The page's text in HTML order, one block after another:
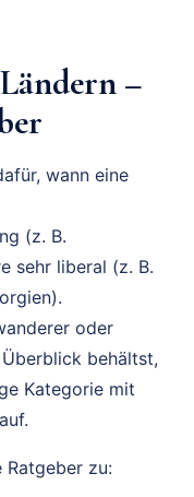
–
wann eine
(z. B.
sehr liberal (z. B.
oder
behältst,
Kategorie mit
zu: